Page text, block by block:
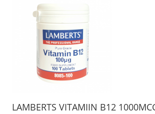
LAMBERTS VITAMIIN B12